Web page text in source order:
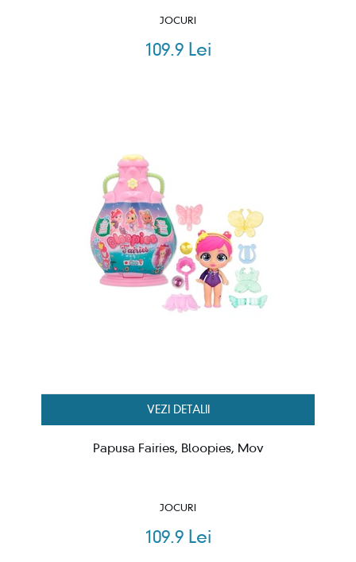
JOCURI
109.9 Lei
VEZI DETALII
Papusa Fairies, Bloopies, Mov
JOCURI
109.9 Lei